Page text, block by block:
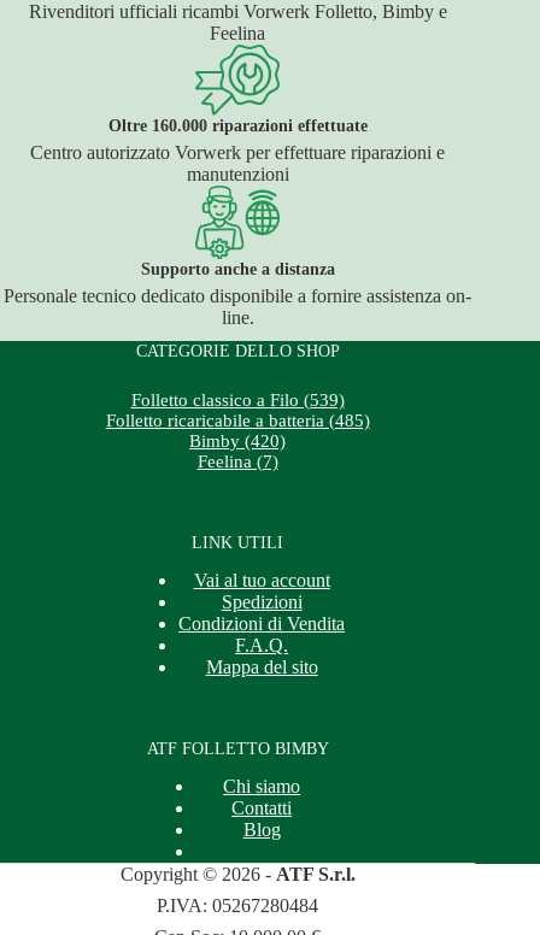
Rivenditori ufficiali ricambi Vorwerk Folletto, Bimby e
Feelina
Oltre 160.000 riparazioni effettuate
Centro autorizzato Vorwerk per effettuare riparazioni e
manutenzioni
Supporto anche a distanza
Personale tecnico dedicato disponibile a fornire assistenza on-
line.
CATEGORIE DELLO SHOP
Folletto classico a Filo (539)
Folletto ricaricabile a batteria (485)
Bimby (420)
Feelina (7)
LINK UTILI
Vai al tuo account
Spedizioni
Condizioni di Vendita
F.A.Q.
Mappa del sito
ATF FOLLETTO BIMBY
Chi siamo
Contatti
Blog
Copyright © 2026 - ATF S.r.l.
P.IVA: 05267280484